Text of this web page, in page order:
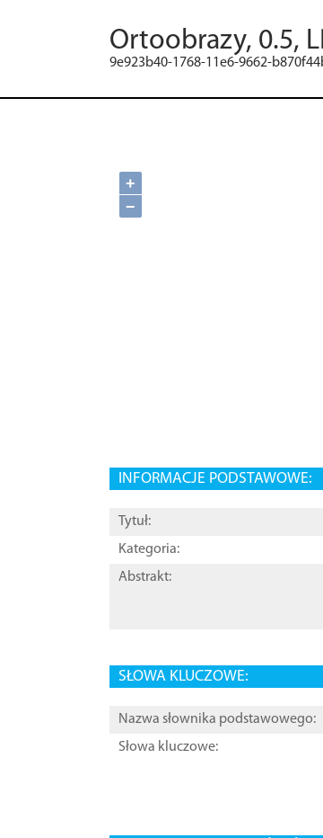
Ortoobrazy, 0.5,
9e923b40-1768-11e6-9662-
+
−
INFORMACJE PODSTAWOWE:
Tytuł:
Kategoria:
Abstrakt:
SŁOWA KLUCZOWE:
Nazwa słownika podstawowego:
Słowa kluczowe: